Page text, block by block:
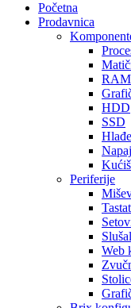
Početna
Prodavnica
RAM
HDD
SSD
Periferije
Web